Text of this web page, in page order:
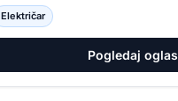
Električar
Pogledaj oglas